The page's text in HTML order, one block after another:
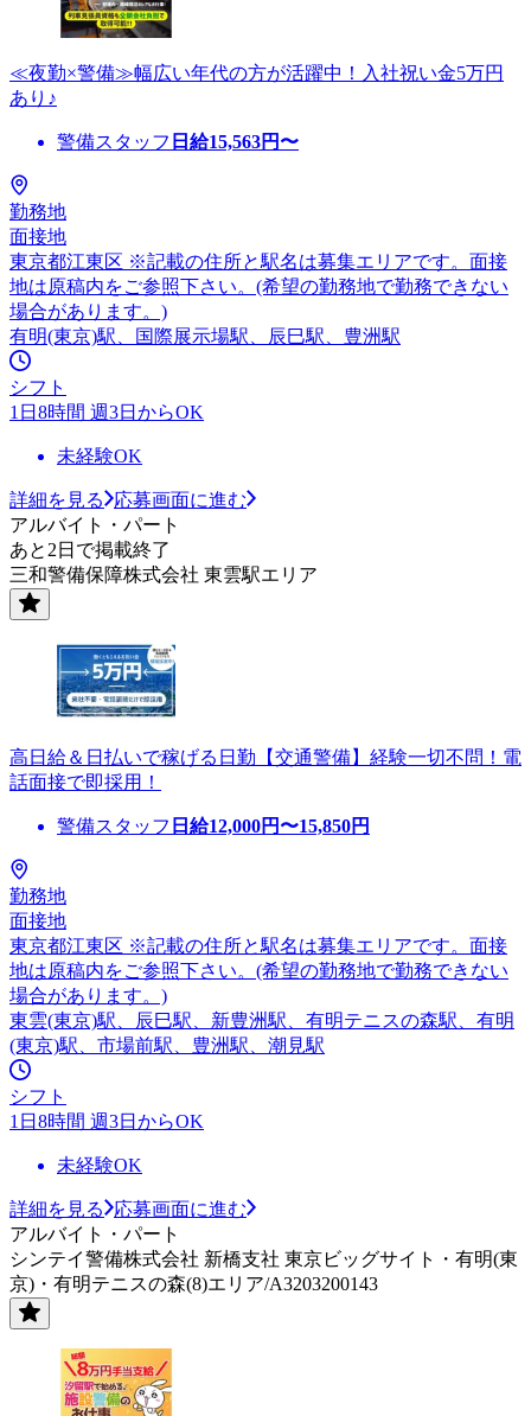
≪夜勤×警備≫幅広い年代の方が活躍中！入社祝い金5万円
あり♪
警備スタッフ 日給15,563円〜
勤務地
面接地
東京都江東区 ※記載の住所と駅名は募集エリアです。面接
地は原稿内をご参照下さい。(希望の勤務地で勤務できない
場合があります。)
有明(東京)駅、国際展示場駅、辰巳駅、豊洲駅
シフト
1日8時間 週3日からOK
未経験OK
詳細を見る
応募画面に進む
アルバイト・パート
あと2日で掲載終了
三和警備保障株式会社 東雲駅エリア
高日給＆日払いで稼げる日勤【交通警備】経験一切不問！電
話面接で即採用！
警備スタッフ 日給12,000円〜15,850円
勤務地
面接地
東京都江東区 ※記載の住所と駅名は募集エリアです。面接
地は原稿内をご参照下さい。(希望の勤務地で勤務できない
場合があります。)
東雲(東京)駅、辰巳駅、新豊洲駅、有明テニスの森駅、有明
(東京)駅、市場前駅、豊洲駅、潮見駅
シフト
1日8時間 週3日からOK
未経験OK
詳細を見る
応募画面に進む
アルバイト・パート
シンテイ警備株式会社 新橋支社 東京ビッグサイト・有明(東
京)・有明テニスの森(8)エリア/A3203200143